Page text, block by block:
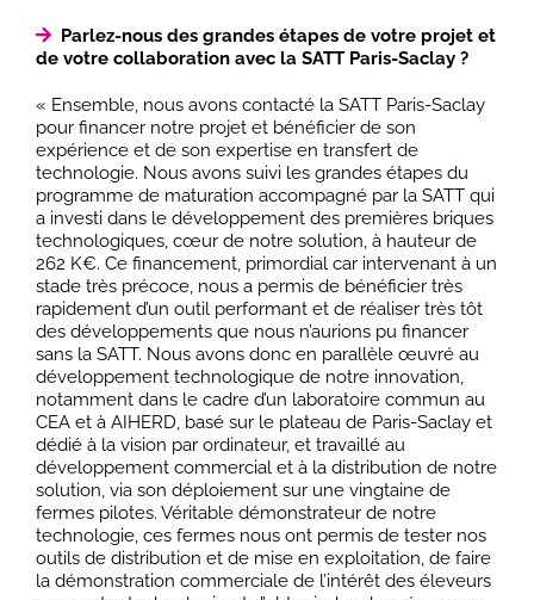
Parlez-nous des grandes étapes de votre projet et
de votre collaboration avec la SATT Paris-Saclay ?
« Ensemble, nous avons contacté la SATT Paris-Saclay
pour financer notre projet et bénéficier de son
expérience et de son expertise en transfert de
technologie. Nous avons suivi les grandes étapes du
programme de maturation accompagné par la SATT qui
a investi dans le développement des premières briques
technologiques, cœur de notre solution, à hauteur de
262 K€. Ce financement, primordial car intervenant à un
stade très précoce, nous a permis de bénéficier très
rapidement d’un outil performant et de réaliser très tôt
des développements que nous n’aurions pu financer
sans la SATT. Nous avons donc en parallèle œuvré au
développement technologique de notre innovation,
notamment dans le cadre d’un laboratoire commun au
CEA et à AIHERD, basé sur le plateau de Paris-Saclay et
dédié à la vision par ordinateur, et travaillé au
développement commercial et à la distribution de notre
solution, via son déploiement sur une vingtaine de
fermes pilotes. Véritable démonstrateur de notre
technologie, ces fermes nous ont permis de tester nos
outils de distribution et de mise en exploitation, de faire
la démonstration commerciale de l’intérêt des éleveurs